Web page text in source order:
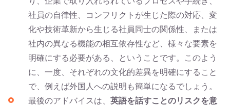
社員の自律性、コンフリクトが生じた際の対応、変
化や技術革新から生じる社員同士の関係性、または
社内の異なる機能の相互依存性など、様々な要素を
明確にする必要がある、ということです。このよう
に、一度、それぞれの文化的差異を明確にすること
で、例えば外国人への説明も簡単になるでしょう。
最後のアドバイスは、 英語を話すことのリスクを意